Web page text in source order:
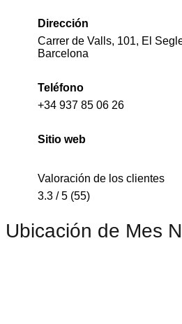
Dirección
Carrer de Valls, 101, El
Barcelona
Teléfono
+34 937 85 06 26
Sitio web
Valoración de los clientes
3.3 / 5 (55)
Ubicación de Mes